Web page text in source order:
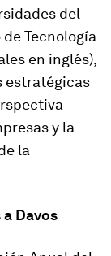
del
Tecnología
en inglés),
estratégicas
y la
la
Davos